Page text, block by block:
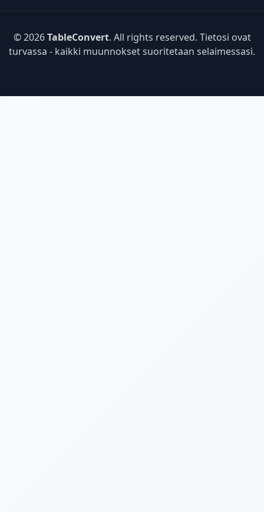
© 2026TableConvert. All rights reserved. Tietosi ovat
turvassa - kaikki muunnokset suoritetaan selaimessasi.